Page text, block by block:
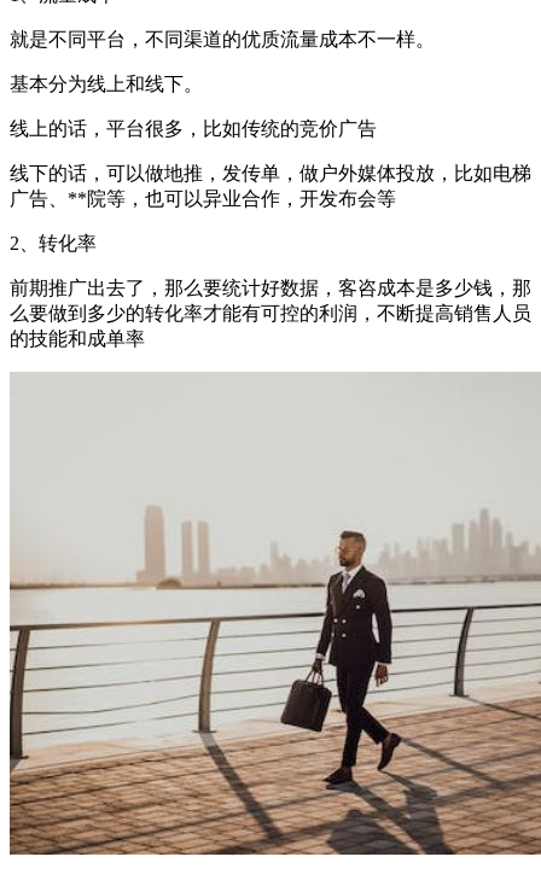
就是不同平台，不同渠道的优质流量成本不一样。
基本分为线上和线下。
线上的话，平台很多，比如传统的竞价广告
线下的话，可以做地推，发传单，做户外媒体投放，比如电梯
广告、**院等，也可以异业合作，开发布会等
2、转化率
前期推广出去了，那么要统计好数据，客咨成本是多少钱，那
么要做到多少的转化率才能有可控的利润，不断提高销售人员
的技能和成单率